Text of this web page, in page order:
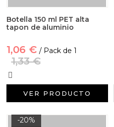
Botella 150 ml PET alta
tapon de aluminio
1,06 € / Pack de 1
1,33 €
VER PRODUCTO
-20%